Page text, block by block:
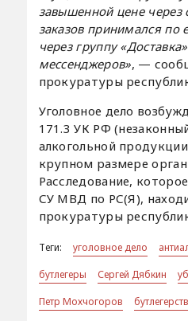
завышенной цене через
заказов принимался по
через группу
мессенджеров», —
прокуратуры
Уголовное дело
171.3 УК РФ
алкогольной
крупном размере
Расследование,
СУ МВД по РС(Я),
прокуратуры
Теги: уголовное дело
бутлегеры
Сергей Дябкин
Петр Мохчогоров